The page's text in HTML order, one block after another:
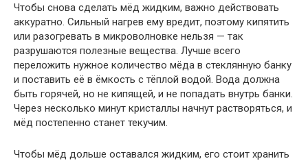
Чтобы снова сделать мёд жидким, важно действовать
аккуратно. Сильный нагрев ему вредит, поэтому кипятить
или разогревать в микроволновке нельзя — так
разрушаются полезные вещества. Лучше всего
переложить нужное количество мёда в стеклянную банку
и поставить её в ёмкость с тёплой водой. Вода должна
быть горячей, но не кипящей, и не попадать внутрь банки.
Через несколько минут кристаллы начнут растворяться, и
мёд постепенно станет текучим.
Чтобы мёд дольше оставался жидким, его стоит хранить